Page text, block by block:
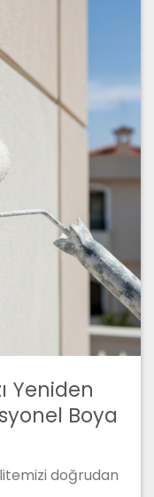
Yeniden
Boya
doğrudan